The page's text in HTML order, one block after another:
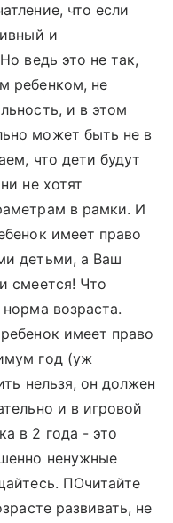
что если
и
ведь это не так,
ребенком, не
и в этом
может быть не в
что дети будут
не хотят
в рамки. И
имеет право
детьми, а Ваш
смеется! Что
возраста.
имеет право
год (уж
нельзя, он должен
и в игровой
в 2 года - это
ненужные
ПОчитайте
развивать, не